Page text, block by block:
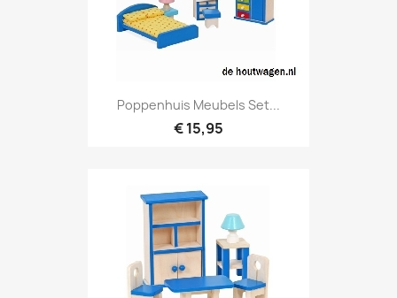
Poppenhuis Meubels Set...
€ 15,95